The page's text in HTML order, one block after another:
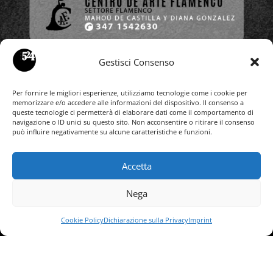
Gestisci Consenso
Per fornire le migliori esperienze, utilizziamo tecnologie come i cookie per
memorizzare e/o accedere alle informazioni del dispositivo. Il consenso a
queste tecnologie ci permetterà di elaborare dati come il comportamento di
navigazione o ID unici su questo sito. Non acconsentire o ritirare il consenso
può influire negativamente su alcune caratteristiche e funzioni.
Accetta
Nega
Cookie PolicyDichiarazione sulla PrivacyImprint
 Utility
Domanda d’iscrizione (Online)
Domanda d’iscrizione (Cartacea)